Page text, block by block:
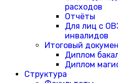
расходов
Отчёты
Для лиц с
инвалидов
Итоговый
Диплом
Диплом
Структура